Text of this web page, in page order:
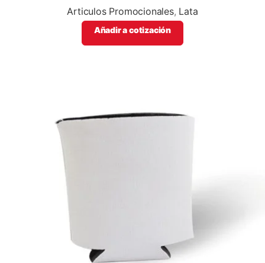
Articulos Promocionales, Lata
Añadir a cotización